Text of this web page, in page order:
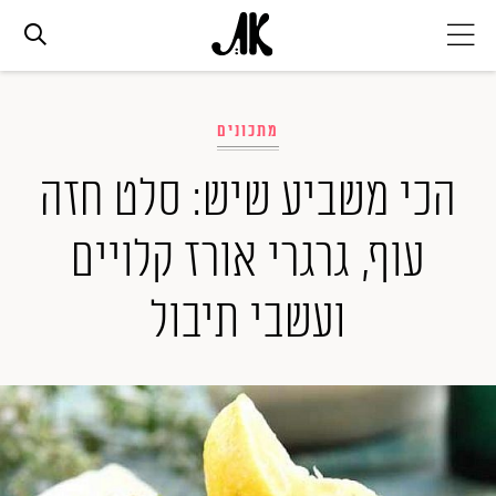
אופנה
ביוטי
סלבס
ערוצים נוספים
המגזין
מתכונים
הכי משביע שיש: סלט חזה
עוף, גרגרי אורז קלויים
ועשבי תיבול